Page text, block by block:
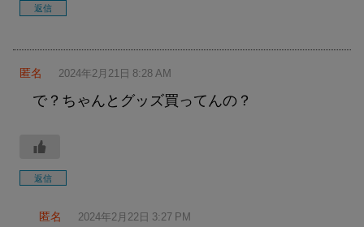
返信
匿名 2024年2月21日 8:28 AM
で？ちゃんとグッズ買ってんの？
返信
匿名 2024年2月22日 3:27 PM